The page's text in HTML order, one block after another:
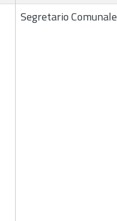
Segretario Comunale